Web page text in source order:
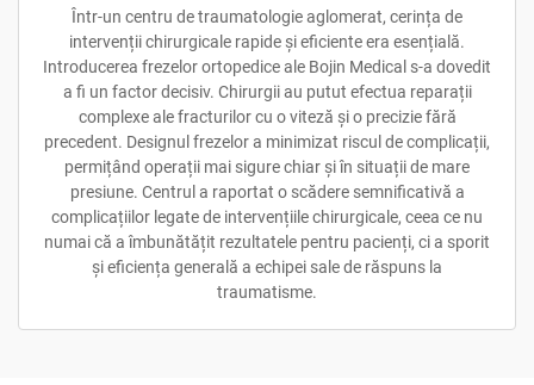
Într-un centru de traumatologie aglomerat, cerința de
intervenții chirurgicale rapide și eficiente era esențială.
Introducerea frezelor ortopedice ale Bojin Medical s-a dovedit
a fi un factor decisiv. Chirurgii au putut efectua reparații
complexe ale fracturilor cu o viteză și o precizie fără
precedent. Designul frezelor a minimizat riscul de complicații,
permițând operații mai sigure chiar și în situații de mare
presiune. Centrul a raportat o scădere semnificativă a
complicațiilor legate de intervențiile chirurgicale, ceea ce nu
numai că a îmbunătățit rezultatele pentru pacienți, ci a sporit
și eficiența generală a echipei sale de răspuns la
traumatisme.